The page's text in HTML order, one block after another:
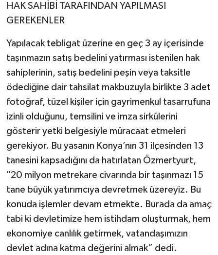
HAK SAHİBİ TARAFINDAN YAPILMASI
GEREKENLER
Yapılacak tebligat üzerine en geç 3 ay içerisinde
taşınmazın satış bedelini yatırması istenilen hak
sahiplerinin, satış bedelini peşin veya taksitle
ödediğine dair tahsilat makbuzuyla birlikte 3 adet
fotoğraf, tüzel kişiler için gayrimenkul tasarrufuna
izinli olduğunu, temsilini ve imza sirkülerini
gösterir yetki belgesiyle müracaat etmeleri
gerekiyor. Bu yasanın Konya’nın 31 ilçesinden 13
tanesini kapsadığını da hatırlatan Özmertyurt,
"20 milyon metrekare civarında bir taşınmazı 15
tane büyük yatırımcıya devretmek üzereyiz. Bu
konuda işlemler devam etmekte. Burada da amaç
tabi ki devletimize hem istihdam oluşturmak, hem
ekonomiye canlılık getirmek, vatandaşımızın
devlet adına katma değerini almak” dedi.